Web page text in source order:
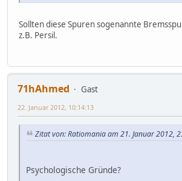
Sollten diese Spuren sogenannte
z.B. Persil.
71hAhmed
Gast
22. Januar 2012, 10:14:13
Zitat von: Ratiomania am 21. Januar 2012,
Psychologische Gründe?